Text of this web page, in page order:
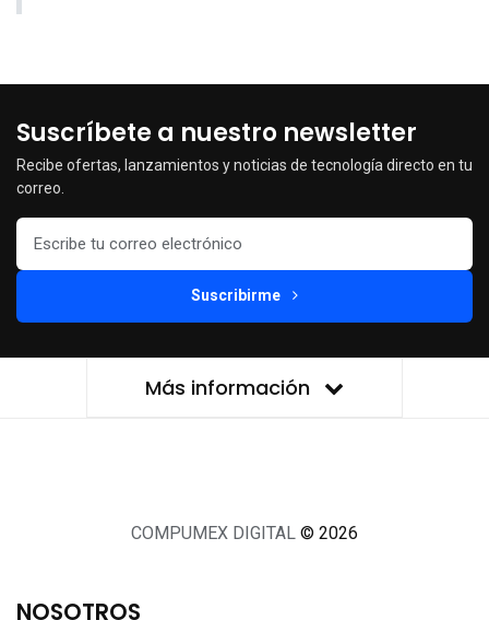
Suscríbete a nuestro newsletter
Recibe ofertas, lanzamientos y noticias de tecnología directo en tu
correo.
Suscribirme
Más información
COMPUMEX DIGITAL © 2026
NOSOTROS